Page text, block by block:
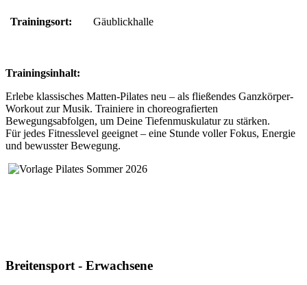
Trainingsort: Gäublickhalle
Trainingsinhalt:
Erlebe klassisches Matten-Pilates neu – als fließendes Ganzkörper-
Workout zur Musik. Trainiere in choreografierten
Bewegungsabfolgen, um Deine Tiefenmuskulatur zu stärken.
Für jedes Fitnesslevel geeignet – eine Stunde voller Fokus, Energie
und bewusster Bewegung.
Breitensport - Erwachsene